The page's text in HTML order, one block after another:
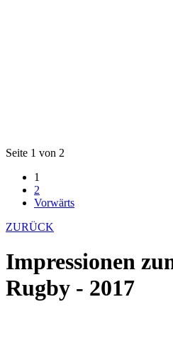
Seite 1 von 2
1
2
Vorwärts
ZURÜCK
Impressionen
Rugby - 2017